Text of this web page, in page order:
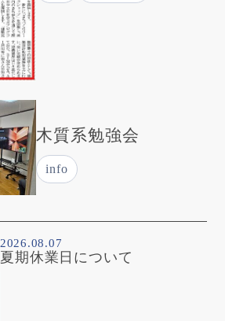
木質系勉強会
info
2026.08.07
夏期休業日について